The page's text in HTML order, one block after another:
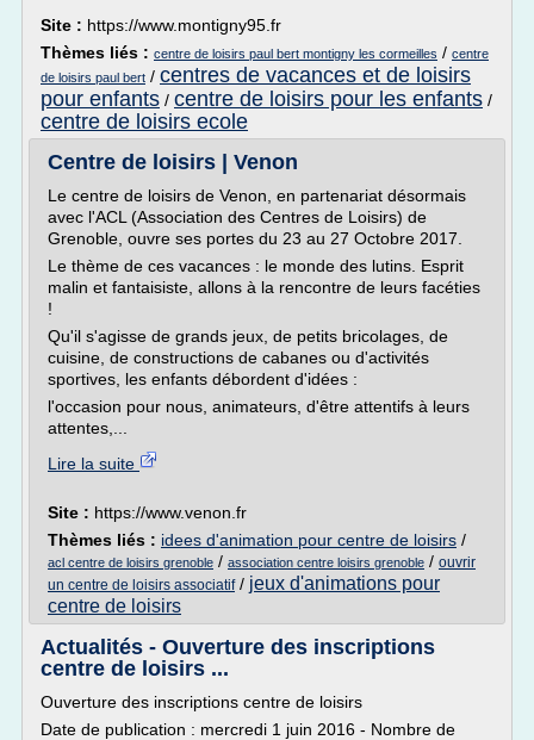
Site : https://www.montigny95.fr
Thèmes liés : centre de loisirs paul bert montigny les cormeilles / centre
de loisirs paul bert / centres de vacances et de loisirs
pour enfants / centre de loisirs pour les enfants /
centre de loisirs ecole
Centre de loisirs | Venon
Le centre de loisirs de Venon, en partenariat désormais
avec l'ACL (Association des Centres de Loisirs) de
Grenoble, ouvre ses portes du 23 au 27 Octobre 2017.
Le thème de ces vacances : le monde des lutins. Esprit
malin et fantaisiste, allons à la rencontre de leurs facéties
!
Qu'il s'agisse de grands jeux, de petits bricolages, de
cuisine, de constructions de cabanes ou d'activités
sportives, les enfants débordent d'idées :
l'occasion pour nous, animateurs, d'être attentifs à leurs
attentes,...
Lire la suite
Site : https://www.venon.fr
Thèmes liés : idees d'animation pour centre de loisirs /
acl centre de loisirs grenoble / association centre loisirs grenoble / ouvrir
un centre de loisirs associatif/ jeux d'animations pour
centre de loisirs
Actualités - Ouverture des inscriptions
centre de loisirs ...
Ouverture des inscriptions centre de loisirs
Date de publication : mercredi 1 juin 2016 - Nombre de